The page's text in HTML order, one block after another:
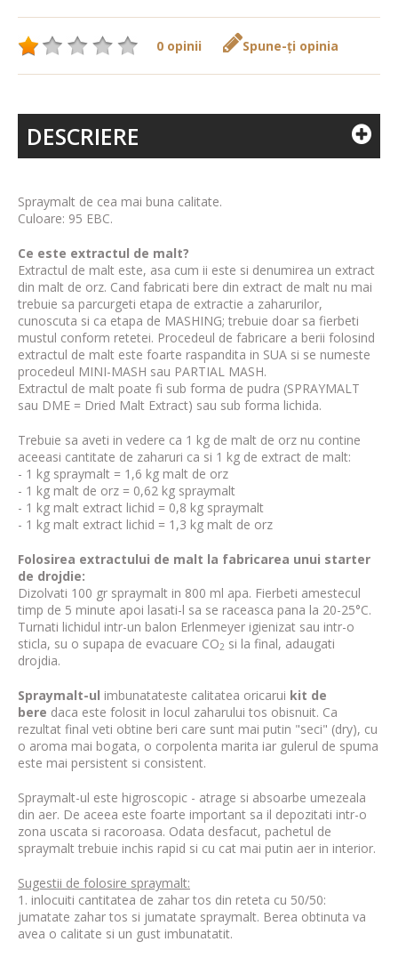
0 opinii Spune-ţi opinia
DESCRIERE
Spraymalt de cea mai buna calitate.
Culoare: 95 EBC.
Ce este extractul de malt?
Extractul de malt este, asa cum ii este si denumirea un extract
din malt de orz. Cand fabricati bere din extract de malt nu mai
trebuie sa parcurgeti etapa de extractie a zaharurilor,
cunoscuta si ca etapa de MASHING; trebuie doar sa fierbeti
mustul conform retetei. Procedeul de fabricare a berii folosind
extractul de malt este foarte raspandita in SUA si se numeste
procedeul MINI-MASH sau PARTIAL MASH.
Extractul de malt poate fi sub forma de pudra (SPRAYMALT
sau DME = Dried Malt Extract) sau sub forma lichida.
Trebuie sa aveti in vedere ca 1 kg de malt de orz nu contine
aceeasi cantitate de zaharuri ca si 1 kg de extract de malt:
- 1 kg spraymalt = 1,6 kg malt de orz
- 1 kg malt de orz = 0,62 kg spraymalt
- 1 kg malt extract lichid = 0,8 kg spraymalt
- 1 kg malt extract lichid = 1,3 kg malt de orz
Folosirea extractului de malt la fabricarea unui starter
de drojdie:
Dizolvati 100 gr spraymalt in 800 ml apa. Fierbeti amestecul
timp de 5 minute apoi lasati-l sa se raceasca pana la 20-25°C.
Turnati lichidul intr-un balon Erlenmeyer igienizat sau intr-o
sticla, su o supapa de evacuare CO2 si la final, adaugati
drojdia.
Spraymalt-ul imbunatateste calitatea oricarui kit de
bere daca este folosit in locul zaharului tos obisnuit. Ca
rezultat final veti obtine beri care sunt mai putin "seci" (dry), cu
o aroma mai bogata, o corpolenta marita iar gulerul de spuma
este mai persistent si consistent.
Spraymalt-ul este higroscopic - atrage si absoarbe umezeala
din aer. De aceea este foarte important sa il depozitati intr-o
zona uscata si racoroasa. Odata desfacut, pachetul de
spraymalt trebuie inchis rapid si cu cat mai putin aer in interior.
Sugestii de folosire spraymalt:
1. inlocuiti cantitatea de zahar tos din reteta cu 50/50:
jumatate zahar tos si jumatate spraymalt. Berea obtinuta va
avea o calitate si un gust imbunatatit.